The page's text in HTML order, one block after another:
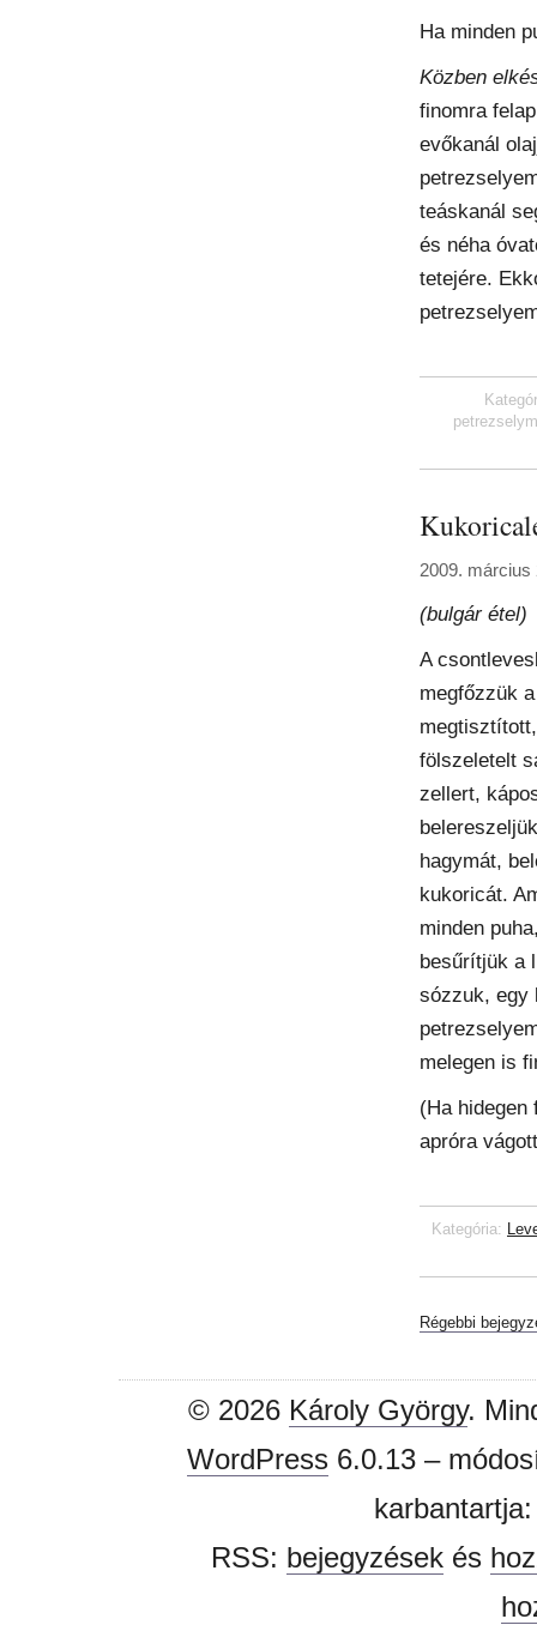
Ha minden
Közben
finomra
evőkanál
teáskanál
és néha
tetejére.
2009. március
(bulgár étel)
A
megfőzzük a
megtisztított,
fölszeletelt
zellert,
hagymát,
kukoricát.
minden
besűrítjük a
sózzuk, egy
melegen is
(Ha hidegen
apróra
Kategória:
Régebbi
© 2026 Károly György.
WordPress6.0.13 –
RSS: bejegyzésekés